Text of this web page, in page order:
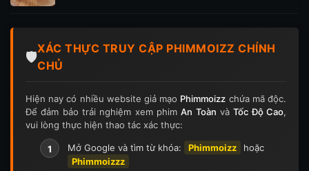
🛡️
XÁC THỰC TRUY CẬP PHIMMOIZZ CHÍNH
CHỦ
Hiện nay có nhiều website giả mạo Phimmoizz chứa mã độc.
Để đảm bảo trải nghiệm xem phimAn Toàn vàTốc Độ Cao,
vui lòng thực hiện thao tác xác thực:
1 Mở Google và tìm từ khóa: Phimmoizz
hoặc
Phimmoizzz